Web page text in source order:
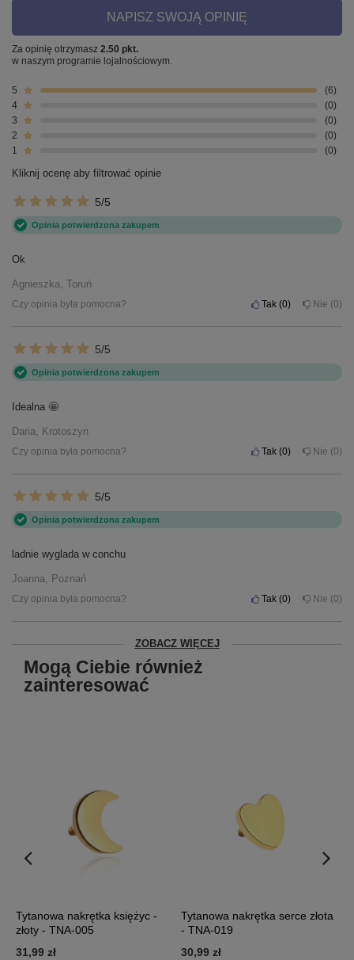
NAPISZ SWOJĄ OPINIĘ
Za opinię otrzymasz 2.50 pkt.
w naszym programie lojalnościowym.
5
6
4
0
3
0
2
0
1
0
Kliknij ocenę aby filtrować opinie
5/5
Opinia potwierdzona zakupem
Ok
Agnieszka, Toruń
Czy opinia była pomocna? Tak 0 Nie 0
5/5
Opinia potwierdzona zakupem
Idealna 🤩
Daria, Krotoszyn
Czy opinia była pomocna? Tak 0 Nie 0
5/5
Opinia potwierdzona zakupem
ladnie wyglada w conchu
Joanna, Poznań
Czy opinia była pomocna? Tak 0 Nie 0
ZOBACZ WIĘCEJ
Mogą Ciebie również
zainteresować
Tytanowa nakrętka księżyc -
złoty - TNA-005
31,99 zł
Tytanowa nakrętka serce złota
- TNA-019
30,99 zł